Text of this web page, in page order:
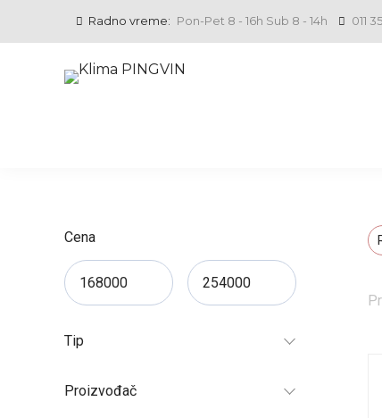
Radno vreme: Pon-Pet 8 - 16h Sub 8 - 14h 011
Cena
Tip
Proizvođač